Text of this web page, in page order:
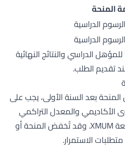
المنحة
الدراسي والنتائج النهائية
تقديم الطلب.
بعد السنة الأولى، يجب على
والمعدل التراكمي
المطلوب وفقًا لشروط جامعة XMUM. وقد تُخفض المنحة أو
متطلبات الاستمرار.